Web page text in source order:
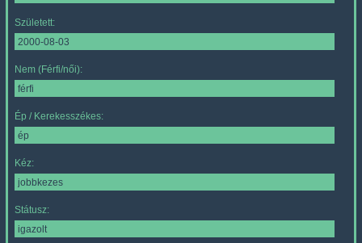
Született:
Nem (Férfi/női):
Ép / Kerekesszékes:
Kéz:
Státusz: